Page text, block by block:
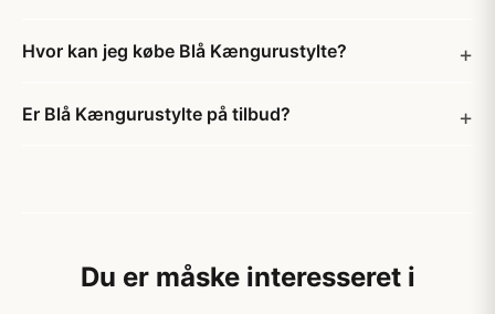
Hvor kan jeg købe Blå Kængurustylte?
Er Blå Kængurustylte på tilbud?
Du er måske interesseret i